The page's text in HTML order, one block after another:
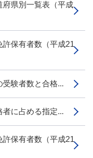
県別一覧表（平成
保有者数（平成21
験者数と合格...
に占める指定...
保有者数（平成21